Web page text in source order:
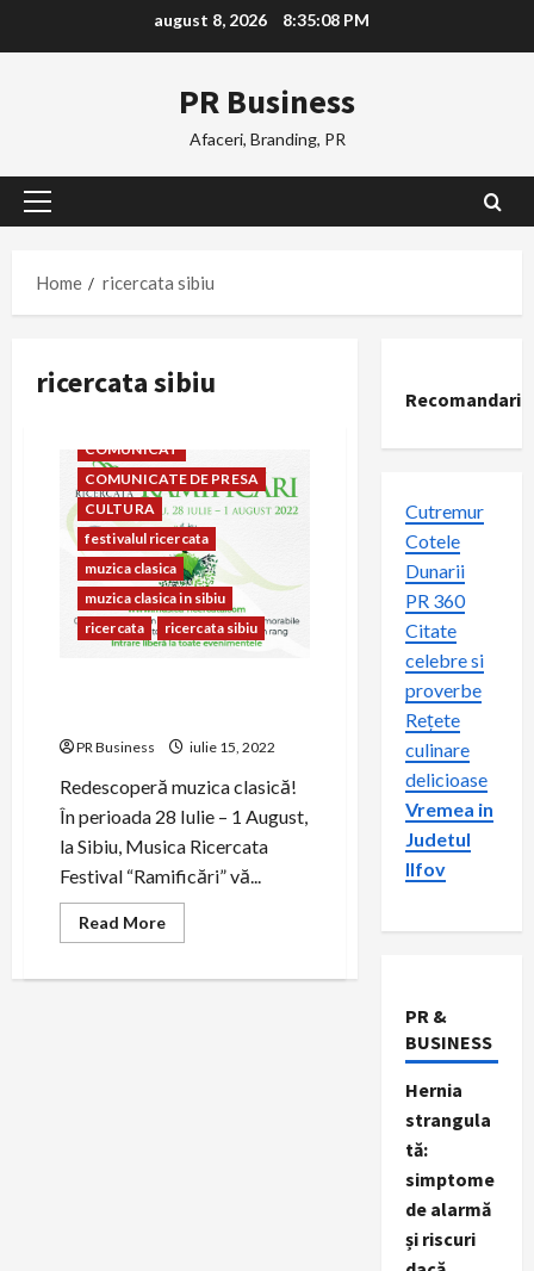
august 8, 2026 8:35:09 PM
PR Business
Afaceri, Branding, PR
Primary
Home
ricercata sibiu
ricercata sibiu
COMUNICAT
COMUNICATE DE PRESA
CULTURA
festivalul ricercata
muzica clasica
muzica clasica in sibiu
ricercata
ricercata sibiu
PR Business iulie 15, 2022
Redescoperă muzica clasică!
În perioada 28 Iulie – 1 August,
la Sibiu, Musica Ricercata
Festival “Ramificări” vă...
Read MoreRead
more
clasica
Recomandari
Cutremur
Cotele
Dunarii
PR 360
Citate
celebre si
proverbe
Rețete
culinare
delicioase
Vremea in
Judetul
Ilfov
PR &
BUSINESS
Hernia
strangula
tă:
simptome
de alarmă
și riscuri